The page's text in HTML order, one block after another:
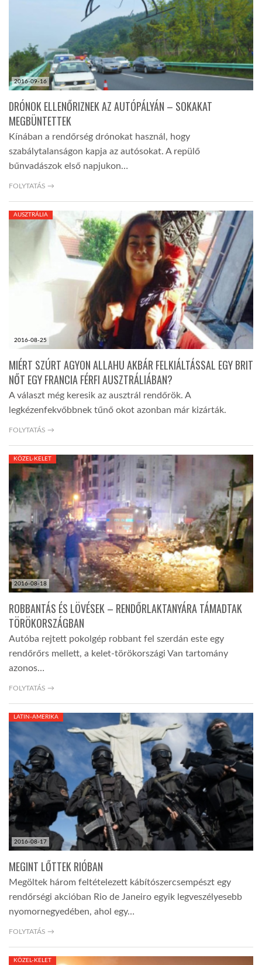
2016-09-16
DRÓNOK ELLENŐRIZNEK AZ AUTÓPÁLYÁN – SOKAKAT
MEGBÜNTETTEK
Kínában a rendőrség drónokat használ, hogy
szabálytalanságon kapja az autósokat. A repülő
bűnvadászok első napjukon…
FOLYTATÁS →
2016-08-25
AUSZTRÁLIA
MIÉRT SZÚRT AGYON ALLAHU AKBÁR FELKIÁLTÁSSAL EGY BRIT
NŐT EGY FRANCIA FÉRFI AUSZTRÁLIÁBAN?
A választ még keresik az ausztrál rendőrök. A
legkézenfekvőbbnek tűnő okot azonban már kizárták.
FOLYTATÁS →
2016-08-18
KÖZEL-KELET
ROBBANTÁS ÉS LÖVÉSEK – RENDŐRLAKTANYÁRA TÁMADTAK
TÖRÖKORSZÁGBAN
Autóba rejtett pokolgép robbant fel szerdán este egy
rendőrőrs mellett, a kelet-törökországi Van tartomány
azonos…
FOLYTATÁS →
2016-08-17
LATIN-AMERIKA
MEGINT LŐTTEK RIÓBAN
Megöltek három feltételezett kábítószercsempészt egy
rendőrségi akcióban Rio de Janeiro egyik legveszélyesebb
nyomornegyedében, ahol egy…
FOLYTATÁS →
KÖZEL-KELET